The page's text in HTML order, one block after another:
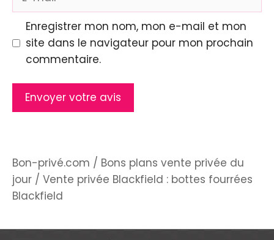
Enregistrer mon nom, mon e-mail et mon
site dans le navigateur pour mon prochain
commentaire.
Bon-privé.com / Bons plans vente privée du
jour / Vente privée Blackfield : bottes fourrées
Blackfield